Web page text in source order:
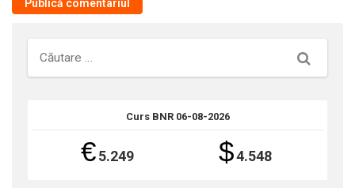
Căutare
Curs BNR 06-08-2026
€5.249 $4.548